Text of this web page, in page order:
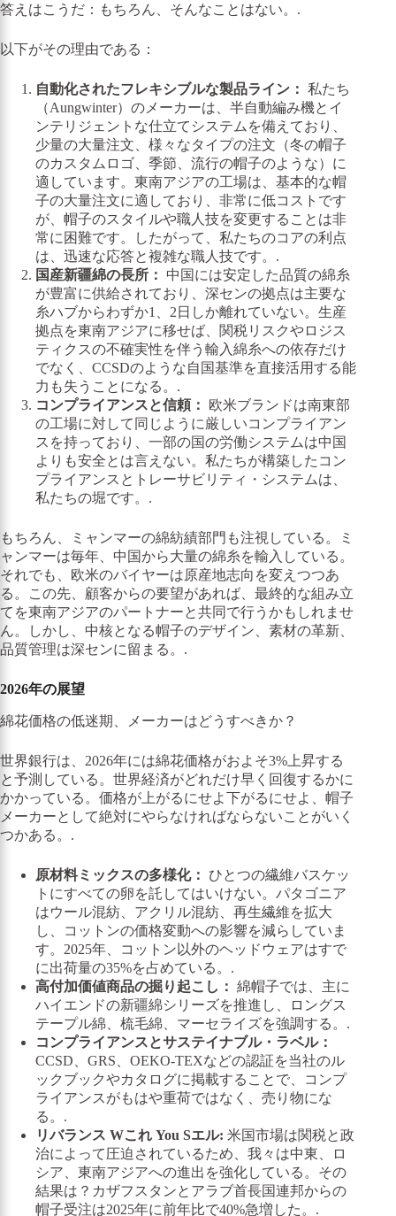
答えはこうだ：もちろん、そんなことはない。.
以下がその理由である：
自動化されたフレキシブルな製品ライン： 私たち
（Aungwinter）のメーカーは、半自動編み機とイ
ンテリジェントな仕立てシステムを備えており、
少量の大量注文、様々なタイプの注文（冬の帽子
のカスタムロゴ、季節、流行の帽子のような）に
適しています。東南アジアの工場は、基本的な帽
子の大量注文に適しており、非常に低コストです
が、帽子のスタイルや職人技を変更することは非
常に困難です。したがって、私たちのコアの利点
は、迅速な応答と複雑な職人技です。.
国産新疆綿の長所：
中国には安定した品質の綿糸
が豊富に供給されており、深センの拠点は主要な
糸ハブからわずか1、2日しか離れていない。生産
拠点を東南アジアに移せば、関税リスクやロジス
ティクスの不確実性を伴う輸入綿糸への依存だけ
でなく、CCSDのような自国基準を直接活用する能
力も失うことになる。.
コンプライアンスと信頼： 欧米ブランドは南東部
の工場に対して同じように厳しいコンプライアン
スを持っており、一部の国の労働システムは中国
よりも安全とは言えない。私たちが構築したコン
プライアンスとトレーサビリティ・システムは、
私たちの堀です。.
もちろん、ミャンマーの綿紡績部門も注視している。ミ
ャンマーは毎年、中国から大量の綿糸を輸入している。
それでも、欧米のバイヤーは原産地志向を変えつつあ
る。この先、顧客からの要望があれば、最終的な組み立
てを東南アジアのパートナーと共同で行うかもしれませ
ん。しかし、中核となる帽子のデザイン、素材の革新、
品質管理は深センに留まる。.
2026年の展望
綿花価格の低迷期、メーカーはどうすべきか？
世界銀行は、2026年には綿花価格がおよそ3%上昇する
と予測している。世界経済がどれだけ早く回復するかに
かかっている。価格が上がるにせよ下がるにせよ、帽子
メーカーとして絶対にやらなければならないことがいく
つかある。.
原材料ミックスの多様化：
ひとつの繊維バスケッ
トにすべての卵を託してはいけない。パタゴニア
はウール混紡、アクリル混紡、再生繊維を拡大
し、コットンの価格変動への影響を減らしていま
す。2025年、コットン以外のヘッドウェアはすで
に出荷量の35%を占めている。.
高付加価値商品の掘り起こし： 綿帽子では、主に
ハイエンドの新疆綿シリーズを推進し、ロングス
テープル綿、梳毛綿、マーセライズを強調する。.
コンプライアンスとサステイナブル・ラベル：
CCSD、GRS、OEKO-TEXなどの認証を当社のル
ックブックやカタログに掲載することで、コンプ
ライアンスがもはや重荷ではなく、売り物にな
る。.
リバランス Wこれ You Sエル: 米国市場は関税と政
治によって圧迫されているため、我々は中東、ロ
シア、東南アジアへの進出を強化している。その
結果は？カザフスタンとアラブ首長国連邦からの
帽子受注は2025年に前年比で40%急増した。.